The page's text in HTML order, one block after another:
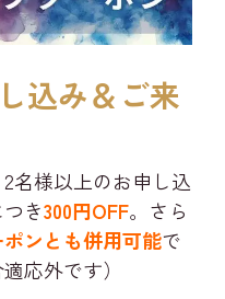
込み＆ご来
名様以上のお申し込
き300円OFF。さら
ンとも併用可能で
応外です）